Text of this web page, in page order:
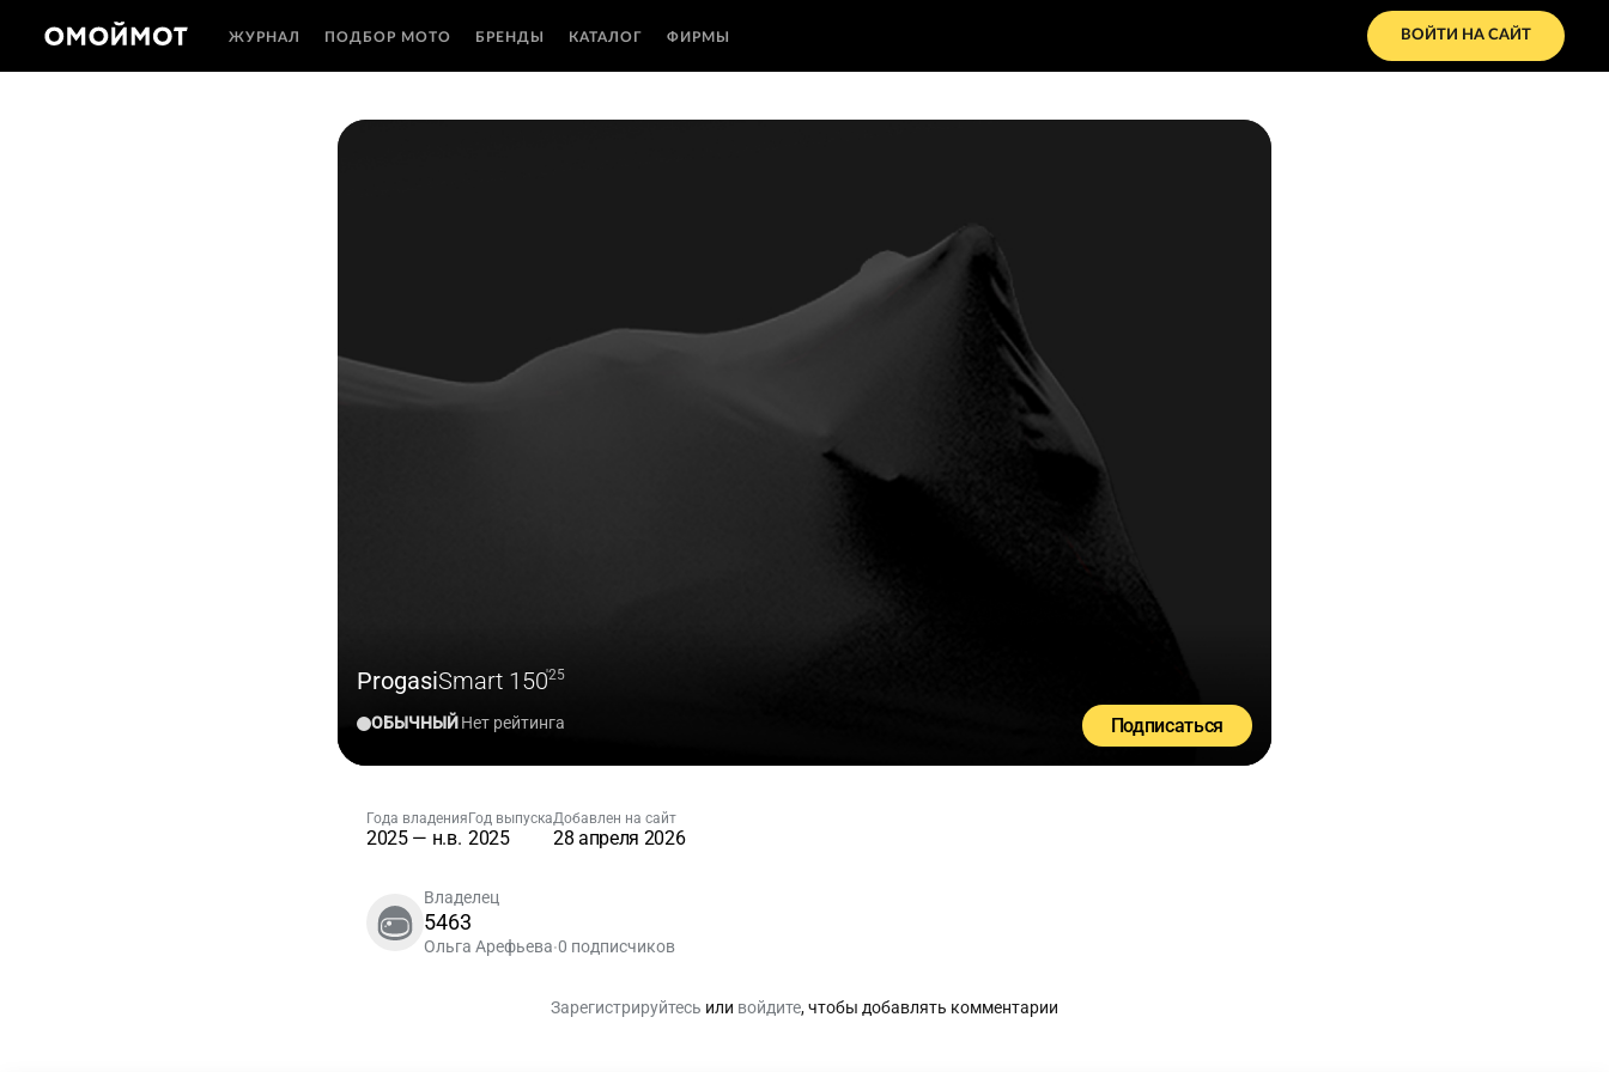
ЖУРНАЛ ПОДБОР МОТО БРЕНДЫ КАТАЛОГ ФИРМЫ ВОЙТИ НА САЙТ
ProgasiSmart 150'25
ОБЫЧНЫЙНет рейтинга Подписаться
Года владения
2025 — н.в.
Год выпуска
2025
Добавлен на сайт
28 апреля 2026
Владелец
5463
Ольга Арефьева•0 подписчиков
Зарегистрируйтесь или войдите, чтобы добавлять комментарии